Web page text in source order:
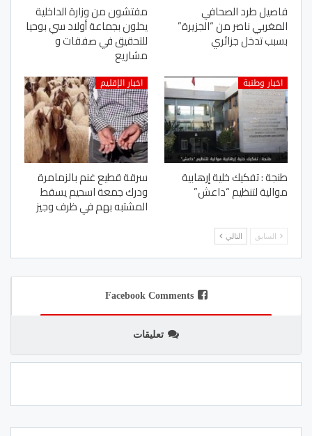
فاصيل طرد الصحافي
المغربي ناصر من “الجزيرة”
بسبب تدخل جزائري
مفتشون من وزارة الداخلية
يحلون بجماعة أولاد سي بوحيا
للتحقيق في صفقات و
مشاريع
اخبار وطنبة
طنجة : تفكيك خلية إرهابية
موالية لتنظيم “داعش”
اخبار الإقليم
سرقة قطيع غنم بالزمامرة
ودرك جمعة اسحيم يسقط
المشتبه بهم في ظرف وجيز
السابق التالي
Facebook Comments
تعليقات